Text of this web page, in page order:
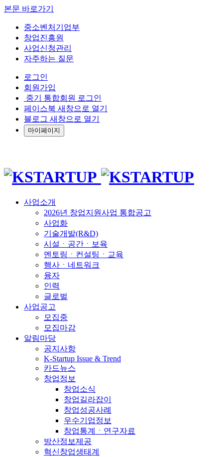
본문 바로가기
중소벤처기업부
창업진흥원
사업신청관리
자주하는 질문
로그인
회원가입
중기 통합회원 로그인
페이스북 새창으로 열기
블로그 새창으로 열기
마이페이지
사업소개
2026년 창업지원사업 통합공고
사업화
기술개발(R&D)
시설ㆍ공간ㆍ보육
멘토링ㆍ컨설팅ㆍ교육
행사ㆍ네트워크
융자
인력
글로벌
사업공고
모집중
모집마감
알림마당
공지사항
K-Startup Issue & Trend
카드뉴스
창업정보
창업소식
창업길라잡이
창업성공사례
우수기업정보
창업통계ㆍ연구자료
방산정보제공
혁신창업생태계